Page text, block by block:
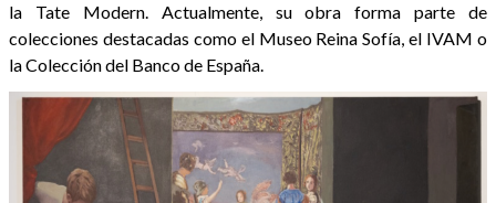
la Tate Modern. Actualmente, su obra forma parte de
colecciones destacadas como el Museo Reina Sofía, el IVAM o
la Colección del Banco de España.